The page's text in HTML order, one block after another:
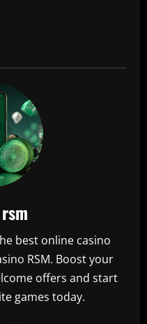
best online casino
RSM. Boost your
offers and start
games today.